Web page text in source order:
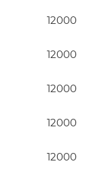
12000
12000
12000
12000
12000